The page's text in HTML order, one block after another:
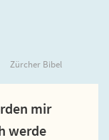
Zürcher Bibel
mir
werde